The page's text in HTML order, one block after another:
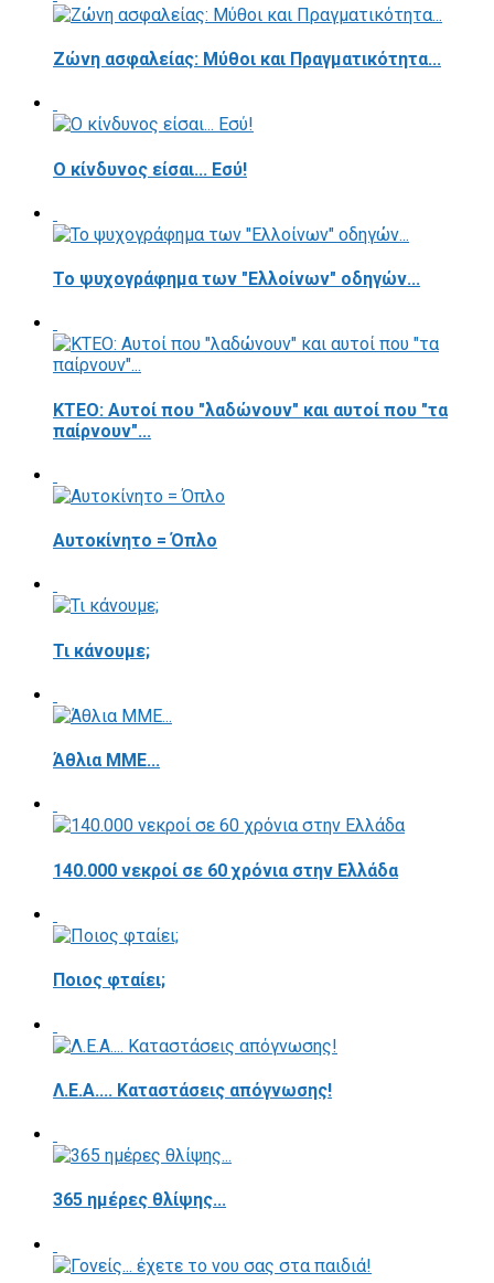
Ζώνη ασφαλείας: Μύθοι και Πραγματικότητα...
Ο κίνδυνος είσαι... Εσύ!
Το ψυχογράφημα των "Ελλοίνων" οδηγών...
ΚΤΕΟ: Αυτοί που "λαδώνουν" και αυτοί που "τα
παίρνουν"...
Αυτοκίνητο = Όπλο
Τι κάνουμε;
Άθλια ΜΜΕ...
140.000 νεκροί σε 60 χρόνια στην Ελλάδα
Ποιος φταίει;
Λ.Ε.Α.... Καταστάσεις απόγνωσης!
365 ημέρες θλίψης...